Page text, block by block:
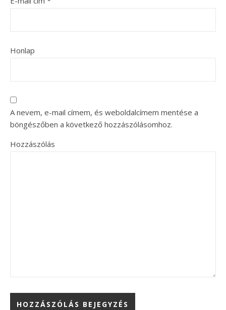
Honlap
A nevem, e-mail címem, és weboldalcímem mentése a
böngészőben a következő hozzászólásomhoz.
Hozzászólás